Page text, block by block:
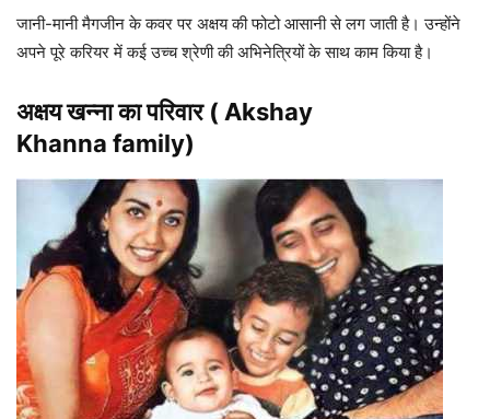
जानी-मानी मैगजीन के कवर पर अक्षय की फोटो आसानी से लग जाती है। उन्होंने
अपने पूरे करियर में कई उच्च श्रेणी की अभिनेत्रियों के साथ काम किया है।
अक्षय खन्ना का परिवार ( Akshay
Khanna family)